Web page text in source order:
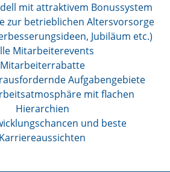
mit attraktivem Bonussystem
zur betrieblichen Altersvorsorge
Jubiläum etc.)
Mitarbeiterevents
Mitarbeiterrabatte
Aufgabengebiete
mit flachen
Hierarchien
und beste
Karriereaussichten